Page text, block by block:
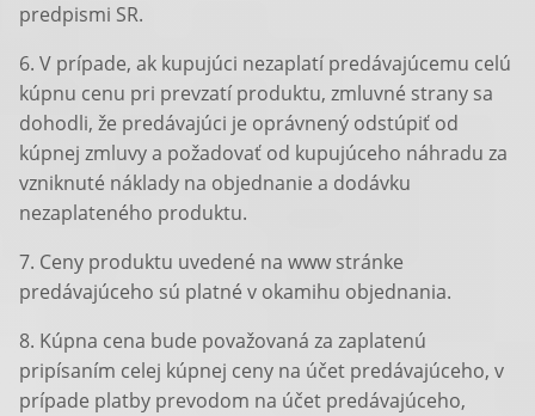
predpismi SR.
6. V prípade, ak kupujúci nezaplatí predávajúcemu celú
kúpnu cenu pri prevzatí produktu, zmluvné strany sa
dohodli, že predávajúci je oprávnený odstúpiť od
kúpnej zmluvy a požadovať od kupujúceho náhradu za
vzniknuté náklady na objednanie a dodávku
nezaplateného produktu.
7. Ceny produktu uvedené na www stránke
predávajúceho sú platné v okamihu objednania.
8. Kúpna cena bude považovaná za zaplatenú
pripísaním celej kúpnej ceny na účet predávajúceho, v
prípade platby prevodom na účet predávajúceho,